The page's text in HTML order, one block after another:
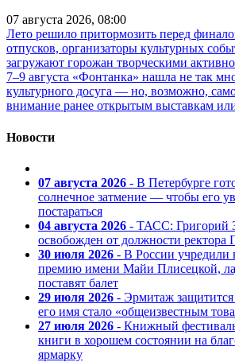
07 августа 2026, 08:00
Лето решило притормозить перед
отпусков, организаторы культурных
загружают горожан творческими
7–9 августа «Фонтанка» нашла не так
культурного досуга — но, возможно,
внимание ранее открытым выставкам
Новости
07 августа 2026 - В Петербурге
солнечное затмение — чтобы его
постараться
04 августа 2026 - ТАСС: Григорий
освобожден от должности
30 июля 2026 - В России учредили
премию имени Майи Плисецкой,
поставят балет
29 июля 2026 - Эрмитаж
его имя стало «общеизвестным
27 июля 2026 - Книжный
книги в хорошем состоянии на
ярмарку